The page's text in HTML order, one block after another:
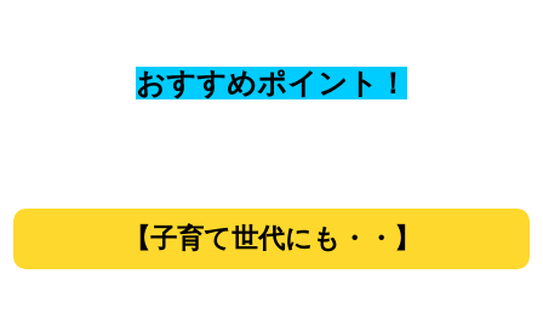
おすすめポイント！
【子育て世代にも・・】